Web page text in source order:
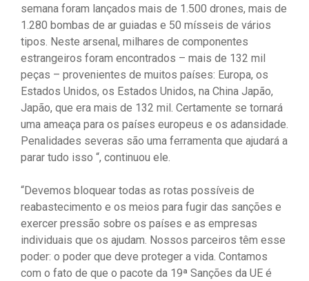
semana foram lançados mais de 1.500 drones, mais de
1.280 bombas de ar guiadas e 50 mísseis de vários
tipos. Neste arsenal, milhares de componentes
estrangeiros foram encontrados – mais de 132 mil
peças – provenientes de muitos países: Europa, os
Estados Unidos, os Estados Unidos, na China Japão,
Japão, que era mais de 132 mil. Certamente se tornará
uma ameaça para os países europeus e os adansidade.
Penalidades severas são uma ferramenta que ajudará a
parar tudo isso “, continuou ele.
“Devemos bloquear todas as rotas possíveis de
reabastecimento e os meios para fugir das sanções e
exercer pressão sobre os países e as empresas
individuais que os ajudam. Nossos parceiros têm esse
poder: o poder que deve proteger a vida. Contamos
com o fato de que o pacote da 19ª Sanções da UE é